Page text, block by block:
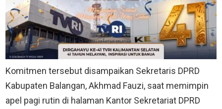
Komitmen tersebut disampaikan Sekretaris DPRD
Kabupaten Balangan, Akhmad Fauzi, saat memimpin
apel pagi rutin di halaman Kantor Sekretariat DPRD